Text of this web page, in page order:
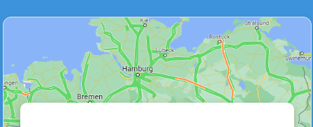
Unfälle & Warnungen Stau
(0)
Wetter Warnungen Sperrungen